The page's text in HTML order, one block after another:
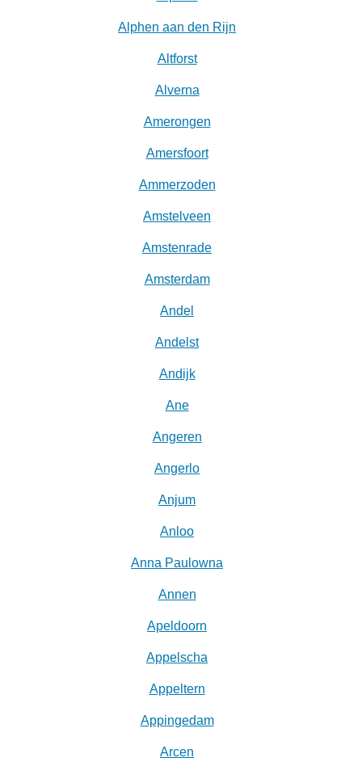
Alphen aan den Rijn
Altforst
Alverna
Amerongen
Amersfoort
Ammerzoden
Amstelveen
Amstenrade
Amsterdam
Andel
Andelst
Andijk
Ane
Angeren
Angerlo
Anjum
Anloo
Anna Paulowna
Annen
Apeldoorn
Appelscha
Appeltern
Appingedam
Arcen